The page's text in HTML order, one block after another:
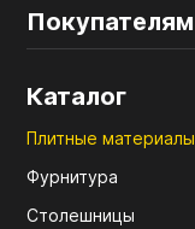
Покупателям
Каталог
Плитные материалы
Фурнитура
Столешницы